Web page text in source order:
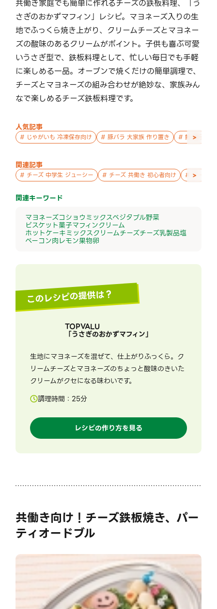
共働き家庭でも簡単に作れるチーズの鉄板料理、「う
さぎのおかずマフィン」レシピ。マヨネーズ入りの生
地でふっくら焼き上がり、クリームチーズとマヨネー
ズの酸味のあるクリームがポイント。子供も喜ぶ可愛
いうさぎ型で、鉄板料理として、忙しい毎日でも手軽
に楽しめる一品。オーブンで焼くだけの簡単調理で、
チーズとマヨネーズの組み合わせが絶妙な、家族みん
なで楽しめるチーズ鉄板料理です。
人気記事
# じゃがいも 冷凍保存向け # 豚バラ 大家族 作り置き # 鮭 親子 作
>
関連記事
# チーズ 中学生 ジューシー # チーズ 共働き 初心者向け # チーズ
>
関連キーワード
マヨネーズコショウミックスベジタブル野菜
ビスケット菓子マフィンクリーム
ホットケーキミックスクリームチーズチーズ乳製品塩
ベーコン肉レモン果物卵
このレシピの提供は？
TOPVALU
「うさぎのおかずマフィン」
生地にマヨネーズを混ぜて、仕上がりふっくら。ク
リームチーズとマヨネーズのちょっと酸味のきいた
クリームがクセになる味わいです。
調理時間： 25分
レシピの作り方を見る
共働き向け！チーズ鉄板焼き、パー
ティオードブル